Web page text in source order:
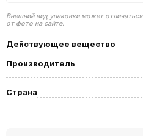
Внешний вид упаковки может отличаться
от фото на сайте.
Действующее вещество
Производитель
Страна